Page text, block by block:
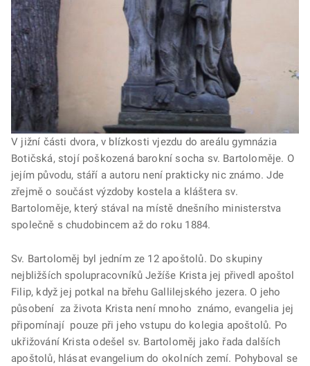
V jižní části dvora, v blízkosti vjezdu do areálu gymnázia
Botičská, stojí poškozená barokní socha sv. Bartoloměje. O
jejím původu, stáří a autoru není prakticky nic známo. Jde
zřejmě o součást výzdoby kostela a kláštera sv.
Bartoloměje, který stával na místě dnešního ministerstva
společně s chudobincem až do roku 1884.
Sv. Bartoloměj byl jedním ze 12 apoštolů. Do skupiny
nejbližších spolupracovníků Ježíše Krista jej přivedl apoštol
Filip, když jej potkal na břehu Gallilejského jezera. O jeho
působení za života Krista není mnoho známo, evangelia jej
připomínají pouze při jeho vstupu do kolegia apoštolů. Po
ukřižování Krista odešel sv. Bartoloměj jako řada dalších
apoštolů, hlásat evangelium do okolních zemí. Pohyboval se